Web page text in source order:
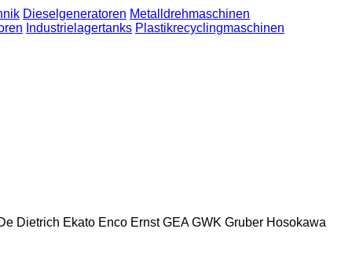
Dieselgeneratoren Metalldrehmaschinen
Industrielagertanks Plastikrecyclingmaschinen
Dietrich Ekato Enco Ernst GEA GWK Gruber Hosokawa